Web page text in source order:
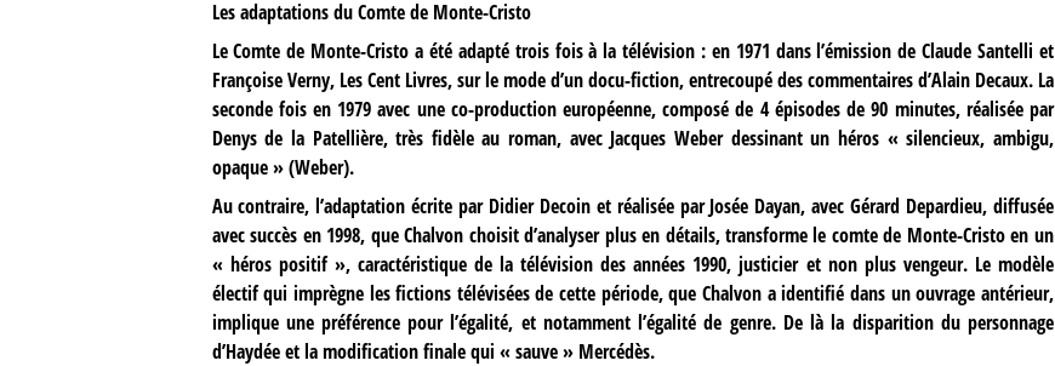
Les adaptations du Comte de Monte-Cristo
Le Comte de Monte-Cristo a été adapté trois fois à la télévision : en 1971 dans l’émission de Claude Santelli et
Françoise Verny, Les Cent Livres, sur le mode d’un docu-fiction, entrecoupé des commentaires d’Alain Decaux. La
seconde fois en 1979 avec une co-production européenne, composé de 4 épisodes de 90 minutes, réalisée par
Denys de la Patellière, très fidèle au roman, avec Jacques Weber dessinant un héros « silencieux, ambigu,
opaque » (Weber).
Au contraire, l’adaptation écrite par Didier Decoin et réalisée par Josée Dayan, avec Gérard Depardieu, diffusée
avec succès en 1998, que Chalvon choisit d’analyser plus en détails, transforme le comte de Monte-Cristo en un
« héros positif », caractéristique de la télévision des années 1990, justicier et non plus vengeur. Le modèle
électif qui imprègne les fictions télévisées de cette période, que Chalvon a identifié dans un ouvrage antérieur,
implique une préférence pour l’égalité, et notamment l’égalité de genre. De là la disparition du personnage
d’Haydée et la modification finale qui « sauve » Mercédès.